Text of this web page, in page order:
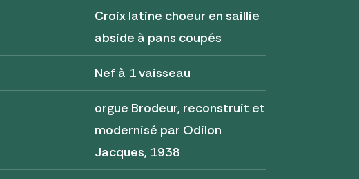
Croix latine choeur en saillie
abside à pans coupés
Nef à 1 vaisseau
orgue Brodeur, reconstruit et
modernisé par Odilon
Jacques, 1938